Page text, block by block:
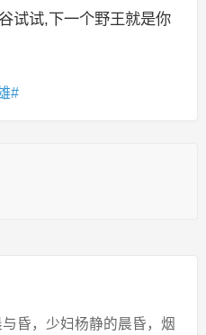
试试,下一个野王就是你
昏，少妇杨静的晨昏，烟